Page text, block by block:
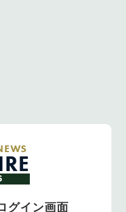
グイン画面